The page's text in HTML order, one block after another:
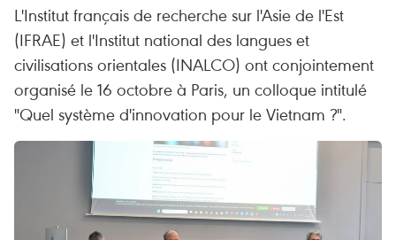
L'Institut français de recherche sur l'Asie de l'Est
(IFRAE) et l'Institut national des langues et
civilisations orientales (INALCO) ont conjointement
organisé le 16 octobre à Paris, un colloque intitulé
"Quel système d'innovation pour le Vietnam ?".